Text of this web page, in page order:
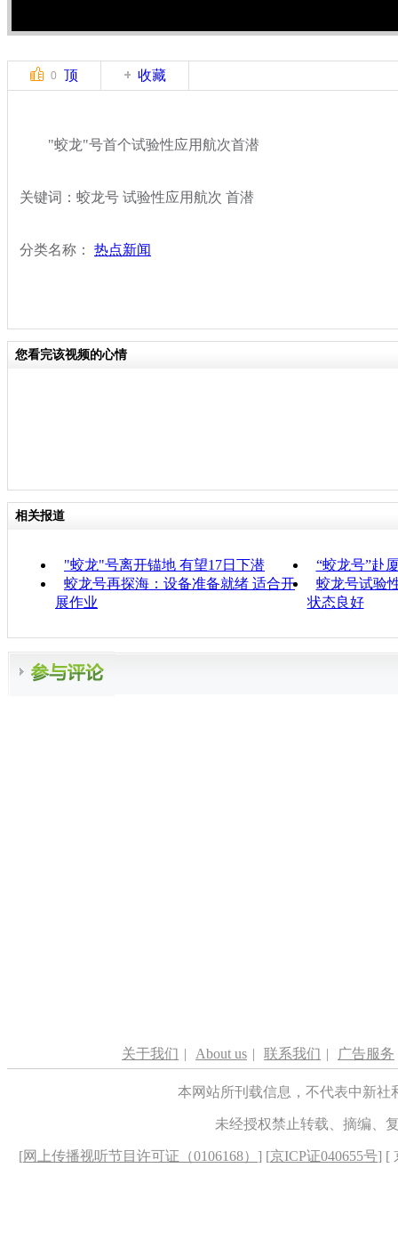
0 顶 收藏
"蛟龙"号首个试验性应用航次首潜
关键词：蛟龙号 试验性应用航次 首潜
分类名称： 热点新闻
您看完该视频的心情
相关报道
"蛟龙"号离开锚地 有望17日下潜
“蛟龙号”赴
蛟龙号再探海：设备准备就绪 适合开
展作业
蛟龙号试验
状态良好
关于我们 | About us | 联系我们 | 广告服务
本网站所刊载信息，不代表中新
未经授权禁止转载、摘编、
[网上传播视听节目许可证（0106168） ] [京ICP证040655号] [